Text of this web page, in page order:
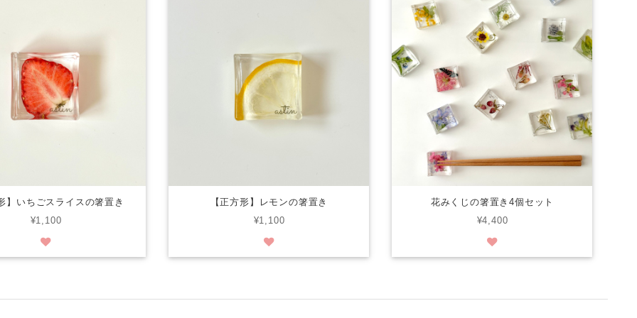
】いちごスライスの箸置き
¥1,100
【正方形】レモンの箸置き
¥1,100
花みくじの箸置き4個セット
¥4,400